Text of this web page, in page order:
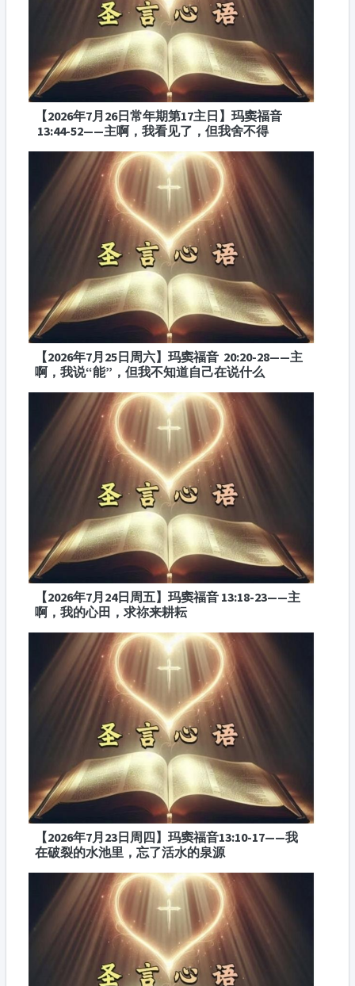
【2026年7月26日常年期第17主日】玛窦福音
13:44-52——主啊，我看见了，但我舍不得
【2026年7月25日周六】玛窦福音 20:20-28——主
啊，我说“能”，但我不知道自己在说什么
【2026年7月24日周五】玛窦福音 13:18-23——主
啊，我的心田，求祢来耕耘
【2026年7月23日周四】玛窦福音13:10-17——我
在破裂的水池里，忘了活水的泉源